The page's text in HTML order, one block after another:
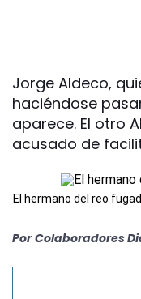
Jorge Aldeco,
haciéndose
aparece. El otro
acusado de
El hermano del reo
Por Colaboradores